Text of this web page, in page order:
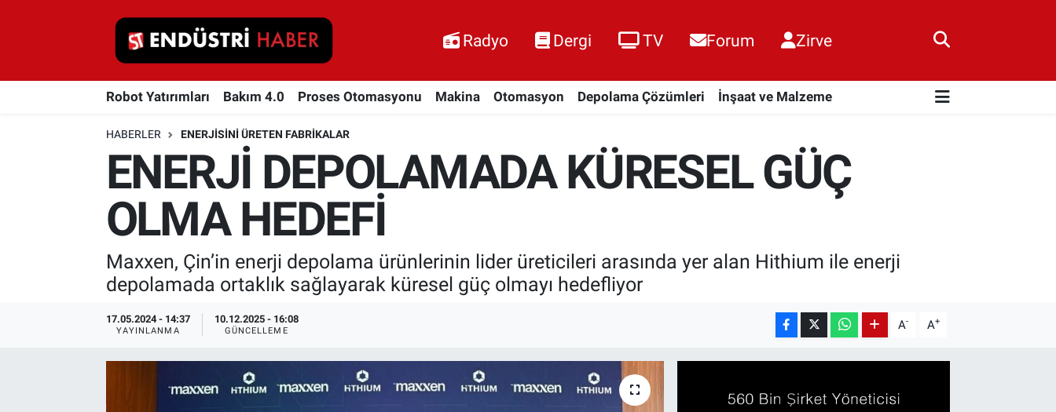
Radyo Dergi TV Forum Zirve
Robot Yatırımları Bakım 4.0 Proses Otomasyonu Makina Otomasyon Depolama Çözümleri İnşaat ve Malzeme
HABERLER ENERJISINI ÜRETEN FABRIKALAR
ENERJİ DEPOLAMADA KÜRESEL GÜÇ
OLMA HEDEFİ
Maxxen, Çin’in enerji depolama ürünlerinin lider üreticileri arasında yer alan Hithium ile enerji
depolamada ortaklık sağlayarak küresel güç olmayı hedefliyor
17.05.2024 - 14:37
YAYINLANMA
10.12.2025 - 16:08
GÜNCELLEME A- A+
Robot Yatırımları
Proses Otomasyonu
Otomasyon
Depolama Çözümleri
İnşaat ve Malzeme